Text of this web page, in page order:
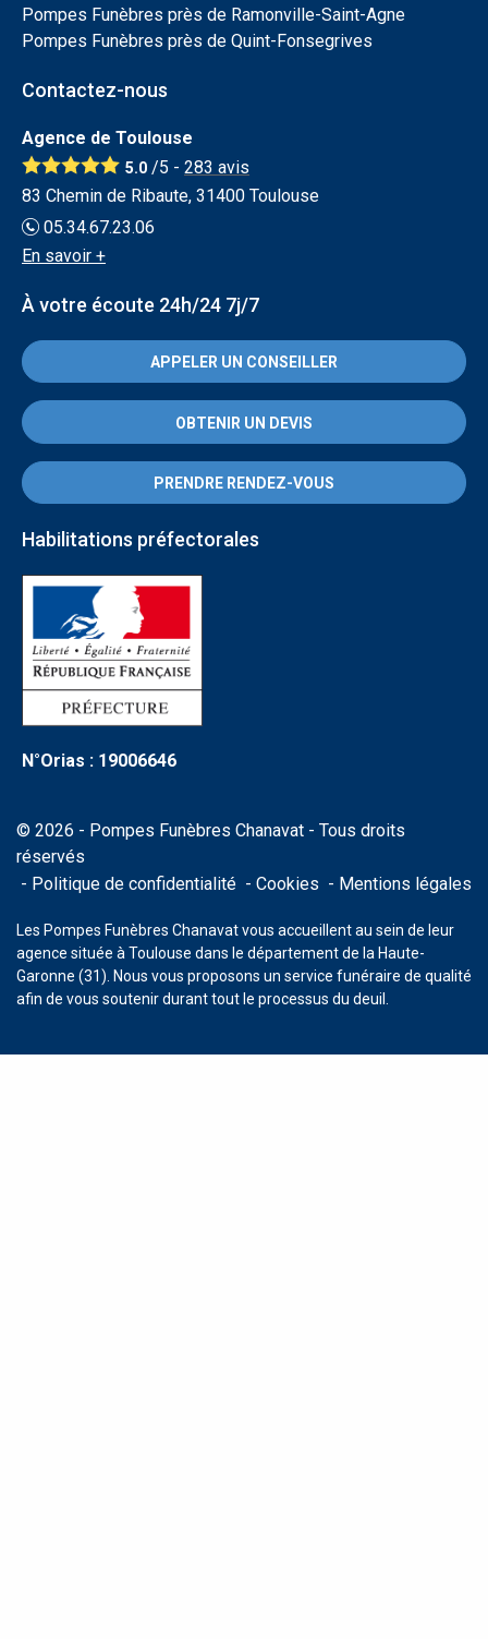
Pompes Funèbres près de Ramonville-Saint-Agne
Pompes Funèbres près de Quint-Fonsegrives
Contactez-nous
Agence de Toulouse
5.0 /5 - 283 avis
83 Chemin de Ribaute, 31400 Toulouse
05.34.67.23.06
En savoir +
À votre écoute 24h/24 7j/7
APPELER UN CONSEILLER
OBTENIR UN DEVIS
PRENDRE RENDEZ-VOUS
Habilitations préfectorales
N°Orias : 19006646
© 2026 - Pompes Funèbres Chanavat - Tous droits
réservés
Politique de confidentialité
Cookies Mentions légales
Les Pompes Funèbres Chanavat vous accueillent au sein de leur
agence située à Toulouse dans le département de la Haute-
Garonne (31). Nous vous proposons un service funéraire de qualité
afin de vous soutenir durant tout le processus du deuil.